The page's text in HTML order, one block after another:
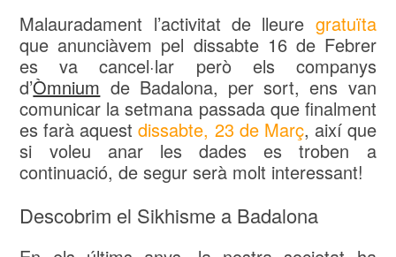
Malauradament l’activitat de lleure gratuïta
que anunciàvem pel dissabte 16 de Febrer
es va cancel·lar però els companys
d’Òmnium de Badalona, per sort, ens van
comunicar la setmana passada que finalment
es farà aquestdissabte, 23 de Març, així que
si voleu anar les dades es troben a
continuació, de segur serà molt interessant!
Descobrim el Sikhisme a Badalona